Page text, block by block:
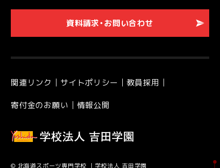
資料請求・お問い合わせ
関連リンク サイトポリシー 教員採用
寄付金のお願い 情報公開
© 北海道スポーツ専門学校 ｜学校法人 吉田学園